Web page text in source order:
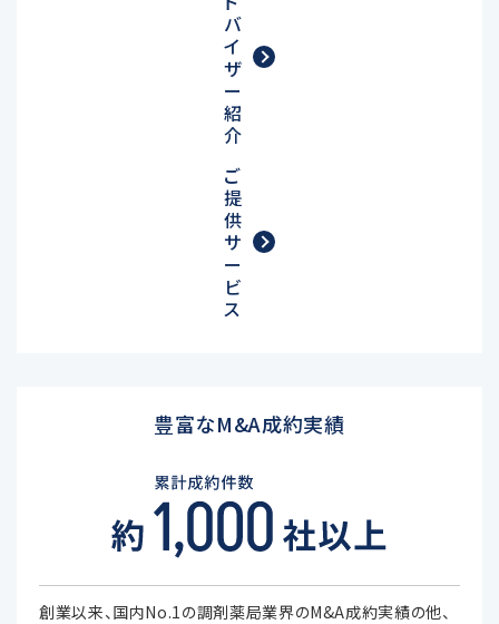
バ
イ
ザ
ー
紹
介
ご
提
供
サ
ー
ビ
ス
豊富なM&A成約実績
創業以来、国内No.1の調剤薬局業界のM&A成約実績の他、